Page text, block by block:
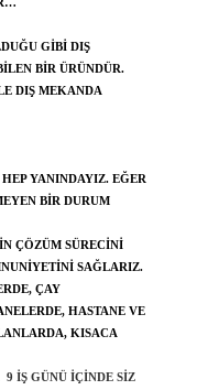
GIBI DIŞ
BIR ÜRÜNDÜR.
DIŞ MEKANDA
YANINDAYIZ. EĞER
BIR DURUM
ÇÖZÜM SÜRECINI
SAĞLARIZ.
ÇAY
HASTANE VE
KISACA
IŞ GÜNÜ IÇINDE SIZ